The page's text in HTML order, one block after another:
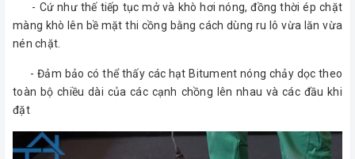
- Cứ như thế tiếp tục mở và khò hơi nóng, đồng thời ép chặt
màng khò lên bề mặt thi cồng bằng cách dùng ru lô vừa lăn vừa
nén chặt.
- Đảm bảo có thể thấy các hạt Bitument nóng chảy dọc theo
toàn bộ chiều dài của các cạnh chồng lên nhau và các đầu khi
đặt